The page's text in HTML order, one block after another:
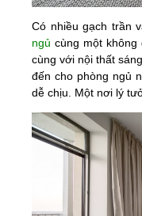
Có nhiều gạch trần
ngủ cùng một
cùng với nội thất
đến cho phòng ngủ
dễ chịu. Một nơi lý